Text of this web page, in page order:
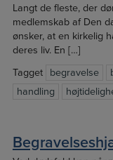
Langt de fleste, der
medlemskab af Den
ønsker, at en kirkelig
deres liv. En […]
Tagget
begravelse
handling